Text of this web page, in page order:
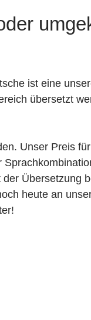
ist eine
übersetzt
Unser Preis
Übersetzung
heute an